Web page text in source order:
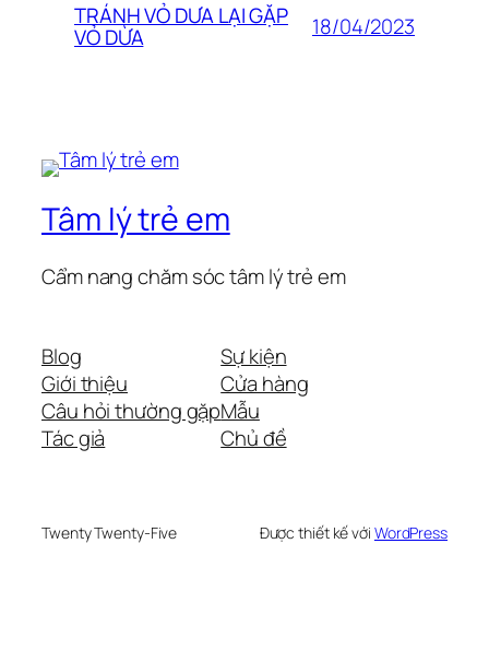
TRÁNH VỎ DƯA LẠI GẶP
VỎ DỪA 18/04/2023
Tâm lý trẻ em
Cẩm nang chăm sóc tâm lý trẻ em
Blog
Giới thiệu
Câu hỏi thường gặp
Tác giả
Sự kiện
Cửa hàng
Mẫu
Chủ đề
Twenty Twenty-Five Được thiết kế với WordPress